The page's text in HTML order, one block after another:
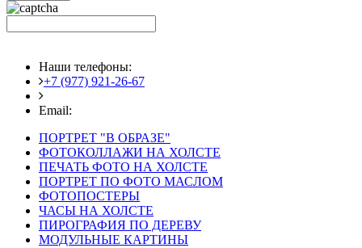
Наши телефоны:
+7 (977) 921-26-67
Email:
ПОРТРЕТ "В ОБРАЗЕ"
ФОТОКОЛЛАЖИ НА ХОЛСТЕ
ПЕЧАТЬ ФОТО НА ХОЛСТЕ
ПОРТРЕТ ПО ФОТО МАСЛОМ
ФОТОПОСТЕРЫ
ЧАСЫ НА ХОЛСТЕ
ПИРОГРАФИЯ ПО ДЕРЕВУ
МОДУЛЬНЫЕ КАРТИНЫ